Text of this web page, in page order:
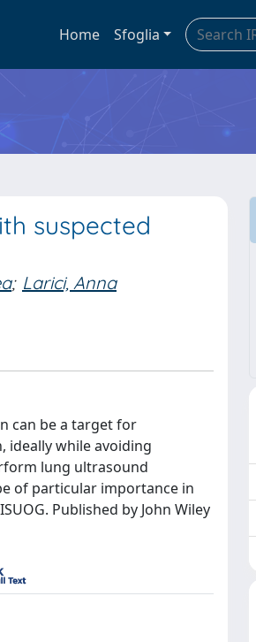
Home Sfoglia
suspected
; Larici, Anna
can be a target for
ideally while avoiding
lung ultrasound
of particular importance in
Published by John Wiley